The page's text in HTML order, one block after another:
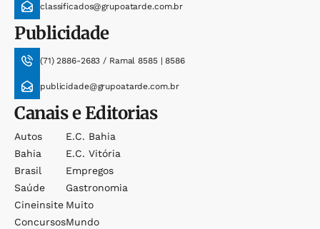
classificados@grupoatarde.com.br
Publicidade
(71) 2886-2683 / Ramal 8585 | 8586
publicidade@grupoatarde.com.br
Canais e Editorias
Autos
Bahia
Brasil
Saúde
Cineinsite
Concursos
E.c. Bahia
E.c. Vitória
Empregos
Gastronomia
Muito
Mundo